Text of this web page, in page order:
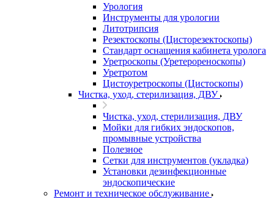
Урология
Инструменты для урологии
Литотрипсия
Резектоскопы (Цисторезектоскопы)
Стандарт оснащения кабинета уролога
Уретроскопы (Уретерореноскопы)
Уретротом
Цистоуретроскопы (Цистоскопы)
Чистка, уход, стерилизация, ДВУ
Чистка, уход, стерилизация, ДВУ
Мойки для гибких эндоскопов,
промывные устройства
Полезное
Сетки для инструментов (укладка)
Установки дезинфекционные
эндоскопические
Ремонт и техническое обслуживание